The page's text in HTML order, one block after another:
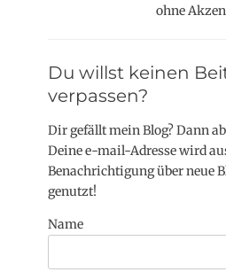
ohne
Du willst keinen
verpassen?
Dir gefällt mein Blog? Dann
Deine e-mail-Adresse wird
Benachrichtigung über neue
genutzt!
Name